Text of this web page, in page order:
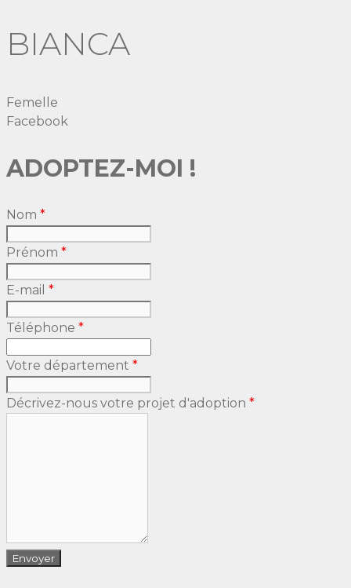
BIANCA
Femelle
Facebook
ADOPTEZ-MOI !
Nom *
Prénom *
E-mail *
Téléphone *
Votre département *
Décrivez-nous votre projet d'adoption *